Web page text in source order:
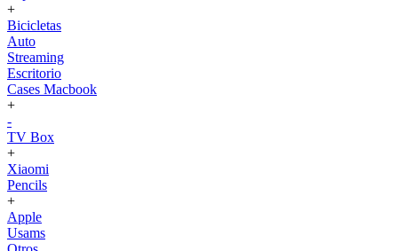
+
Bicicletas
Auto
Streaming
Escritorio
Cases Macbook
+
-
TV Box
+
Xiaomi
Pencils
+
Apple
Usams